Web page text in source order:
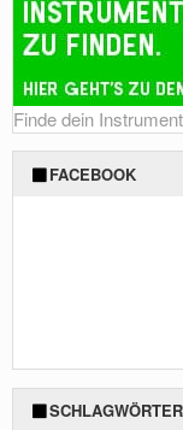
Finde dein Instrument
FACEBOOK
SCHLAGWÖRTER